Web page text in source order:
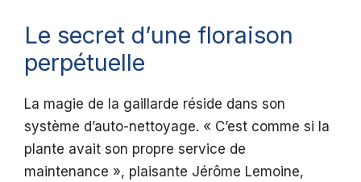
Le secret d’une floraison
perpétuelle
La magie de la gaillarde réside dans son
système d’auto-nettoyage. « C’est comme si la
plante avait son propre service de
maintenance », plaisante Jérôme Lemoine,